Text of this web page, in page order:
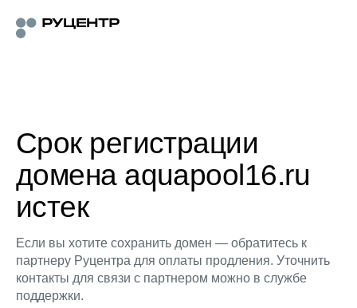
Срок регистрации
домена aquapool16.ru
истек
Если вы хотите сохранить домен — обратитесь к
партнеру Руцентра для оплаты продления. Уточнить
контакты для связи с партнером можно в службе
поддержки.